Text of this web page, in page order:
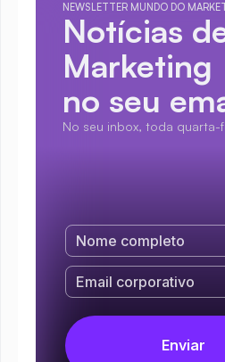
NEWSLETTER MUNDO DO
Notícias
Marketing
no seu
No seu inbox, toda quarta-